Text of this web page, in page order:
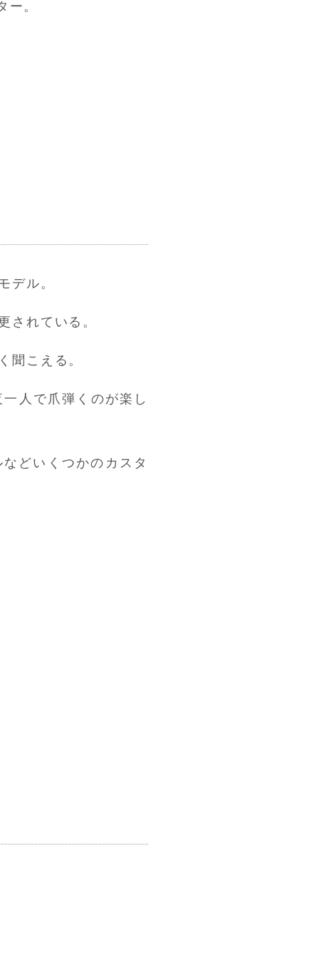
ー。
デル。
されている。
聞こえる。
人で爪弾くのが楽し
どいくつかのカスタ